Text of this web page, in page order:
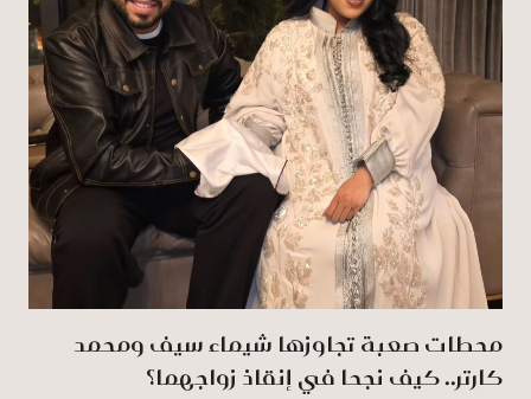
محطات صعبة تجاوزها شيماء سيف ومحمد
كارتر.. كيف نجحا في إنقاذ زواجهما؟